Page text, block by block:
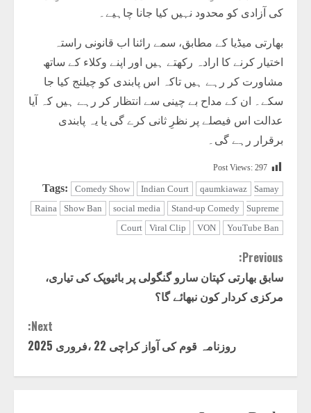
کی آزادی کو محدود نہیں کیا جانا چاہیے۔
بھارتی میڈیا کے مطابق، سمے رائنا اب قانونی راستہ
اختیار کرنے کا ارادہ رکھتے ہیں اور اپنے وکلاء کے ساتھ
مشاورت کر رہے ہیں تاکہ اس پابندی کو چیلنج کیا جا
سکے۔ ان کے مداح بے چینی سے انتظار کر رہے ہیں کہ آیا
عدالت اس فیصلے پر نظرِ ثانی کرے گی یا یہ پابندی
برقرار رہے گی۔
Post Views: 297
Tags: Comedy Show Indian Court qaumkiawaz
Samay
Raina
Show Ban social media Stand-up Comedy
Supreme
Court
Viral Clip VON YouTube Ban
Continue
Reading
Previous:
سابق بھارتی کپتان سارو گنگولی پر بائیوپک کی تیاری،
مرکزی کردار کون نبھائے گا؟
Next:
روزنامہ قوم کی آواز کراچی 22 ،فروری 2025